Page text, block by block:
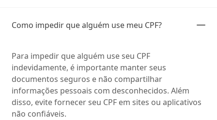
Como impedir que alguém use meu CPF?
Para impedir que alguém use seu CPF
indevidamente, é importante manter seus
documentos seguros e não compartilhar
informações pessoais com desconhecidos. Além
disso, evite fornecer seu CPF em sites ou aplicativos
não confiáveis.